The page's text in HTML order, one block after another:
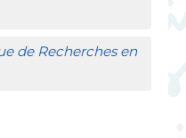
de Recherches en